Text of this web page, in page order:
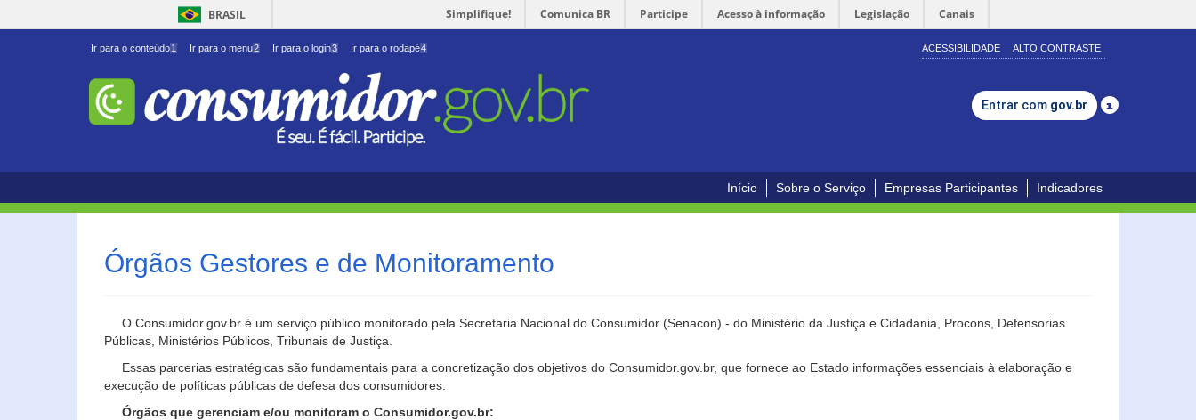
BRASIL Simplifique! Comunica BR Participe Acesso à informação Legislação Canais
Ir para o conteúdo1 Ir para o menu2 Ir para o login3 Ir para o rodapé4 ACESSIBILIDADE ALTO CONTRASTE
Entrar com gov.br
Início Sobre o Serviço Empresas Participantes Indicadores
Órgãos Gestores e de Monitoramento
O Consumidor.gov.br é um serviço público monitorado pela Secretaria Nacional do Consumidor (Senacon) - do Ministério da Justiça e Cidadania, Procons, Defensorias
Públicas, Ministérios Públicos, Tribunais de Justiça.
Essas parcerias estratégicas são fundamentais para a concretização dos objetivos do Consumidor.gov.br, que fornece ao Estado informações essenciais à elaboração e
execução de políticas públicas de defesa dos consumidores.
Órgãos que gerenciam e/ou monitoram o Consumidor.gov.br: